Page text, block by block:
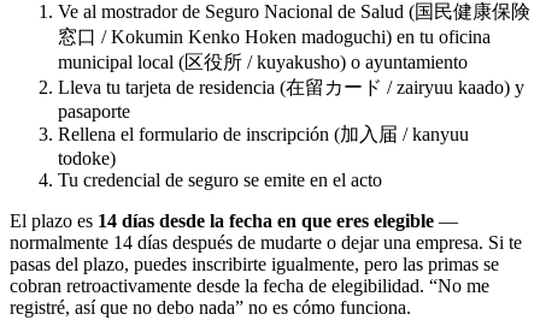
Ve al mostrador de Seguro Nacional de Salud (国民健康保険
窓口 / Kokumin Kenko Hoken madoguchi) en tu oficina
municipal local (区役所 / kuyakusho) o ayuntamiento
Lleva tu tarjeta de residencia (在留カード / zairyuu kaado) y
pasaporte
Rellena el formulario de inscripción (加入届 / kanyuu
todoke)
Tu credencial de seguro se emite en el acto
El plazo es 14 días desde la fecha en que eres elegible —
normalmente 14 días después de mudarte o dejar una empresa. Si te
pasas del plazo, puedes inscribirte igualmente, pero las primas se
cobran retroactivamente desde la fecha de elegibilidad. “No me
registré, así que no debo nada” no es cómo funciona.